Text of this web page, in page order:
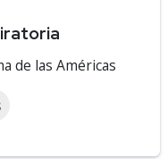
de las Américas